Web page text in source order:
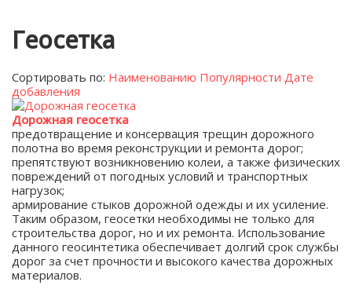
Геосетка
Сортировать по: Наименованию Популярности Дате
добавления
Дорожная геосетка
предотвращение и консервация трещин дорожного
полотна во время реконструкции и ремонта дорог;
препятствуют возникновению колеи, а также физических
повреждений от погодных условий и транспортных
нагрузок;
армирование стыков дорожной одежды и их усиление.
Таким образом, геосетки необходимы не только для
строительства дорог, но и их ремонта. Использование
данного геосинтетика обеспечивает долгий срок службы
дорог за счет прочности и высокого качества дорожных
материалов.